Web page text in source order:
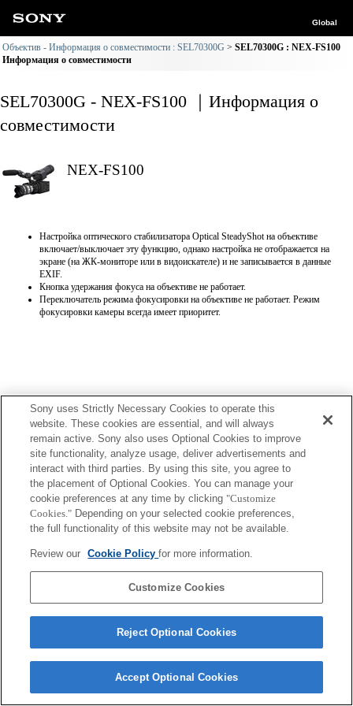
Global
Объектив - Информация о совместимости : SEL70300G
SEL70300G : NEX-FS100
Информация о совместимости
SEL70300G - NEX-FS100 ｜Информация о
совместимости
NEX-FS100
Настройка оптического стабилизатора Optical SteadyShot на объективе
включает/выключает эту функцию, однако настройка не отображается на
экране (на ЖК-мониторе или в видоискателе) и не записывается в данные
EXIF.
Кнопка удержания фокуса на объективе не работает.
Переключатель режима фокусировки на объективе не работает. Режим
фокусировки камеры всегда имеет приоритет.
Terms of Use Contact Us
Copyright 2026 Sony Corporation
Sony uses Strictly Necessary Cookies to operate this
website. These cookies are essential, and will always
remain active. Sony also uses Optional Cookies to improve
site functionality, analyze usage, deliver advertisements and
interact with third parties. By using this site, you agree to
the placement of Optional Cookies. You can manage your
cookie preferences at any time by clicking "Customize
Cookies." Depending on your selected cookie preferences,
the full functionality of this website may not be available.
Review our Cookie Policyfor more information.
Customize Cookies
Reject Optional Cookies
Accept Optional Cookies